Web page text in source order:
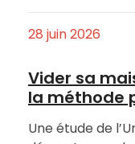
28 juin 2026
Vider sa
la méthode
Une étude de